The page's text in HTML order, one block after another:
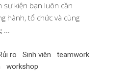
sự kiện bạn luôn cần
hành, tổ chức và cùng
ro Sinh viên
teamwork
workshop